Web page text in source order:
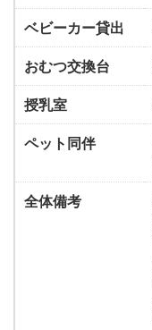
ベビーカー貸出
おむつ交換台
授乳室
ペット同伴
全体備考